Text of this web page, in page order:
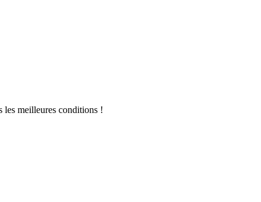
les meilleures conditions !